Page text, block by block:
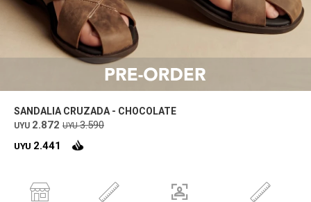
SANDALIA CRUZADA - CHOCOLATE
UYU 2.872 UYU 3.590
UYU 2.441